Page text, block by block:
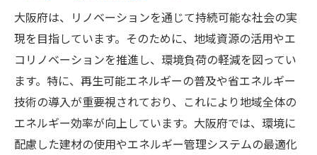
大阪府は、リノベーションを通じて持続可能な社会の実
現を目指しています。そのために、地域資源の活用やエ
コリノベーションを推進し、環境負荷の軽減を図ってい
ます。特に、再生可能エネルギーの普及や省エネルギー
技術の導入が重要視されており、これにより地域全体の
エネルギー効率が向上しています。大阪府では、環境に
配慮した建材の使用やエネルギー管理システムの最適化